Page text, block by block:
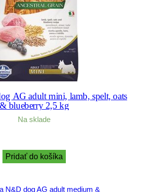
AG adult mini, lamb, spelt, oats
& blueberry 2,5 kg
Na sklade
Pridať do košíka